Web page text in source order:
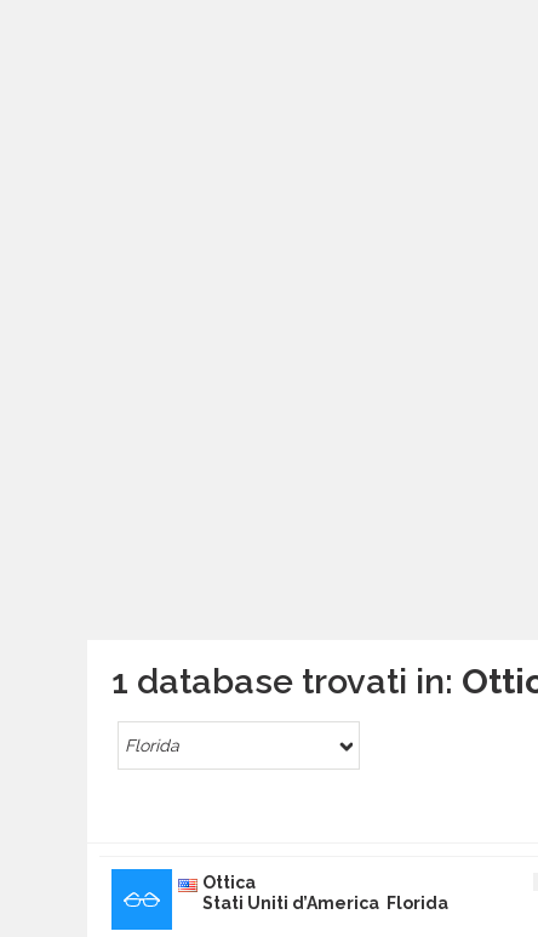
1 database trovati in:
Florida
Ottica
Stati Uniti d’America Florida